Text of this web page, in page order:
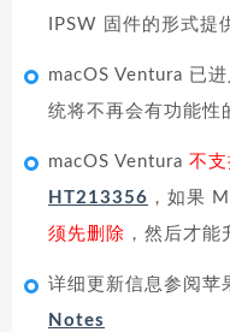
IPSW 固件的形式提
macOS Ventura 已
统将不再会有功能性
macOS Ventura 不支
HT213356 ，如果
须先删除 ，然后才能
详细更新信息参阅苹
Notes